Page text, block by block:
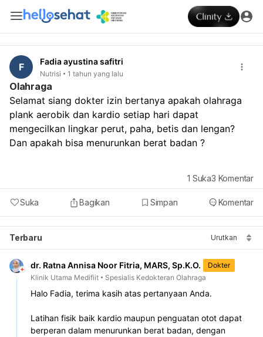
F Fadia ayustina safitri
Nutrisi 1 tahun yang lalu
Olahraga
Selamat siang dokter izin bertanya apakah olahraga
plank aerobik dan kardio setiap hari dapat
mengecilkan lingkar perut, paha, betis dan lengan?
Dan apakah bisa menurunkan berat badan ?
Suka Bagikan Simpan Komentar
1 Suka3 Komentar
Terbaru Urutkan
dr. Ratna Annisa Noor Fitria, MARS, Sp.K.O.
Dokter
Klinik Utama Medifiit
Spesialis Kedokteran Olahraga
Halo Fadia, terima kasih atas pertanyaan Anda.
Latihan fisik baik kardio maupun penguatan otot dapat
berperan dalam menurunkan berat badan, dengan